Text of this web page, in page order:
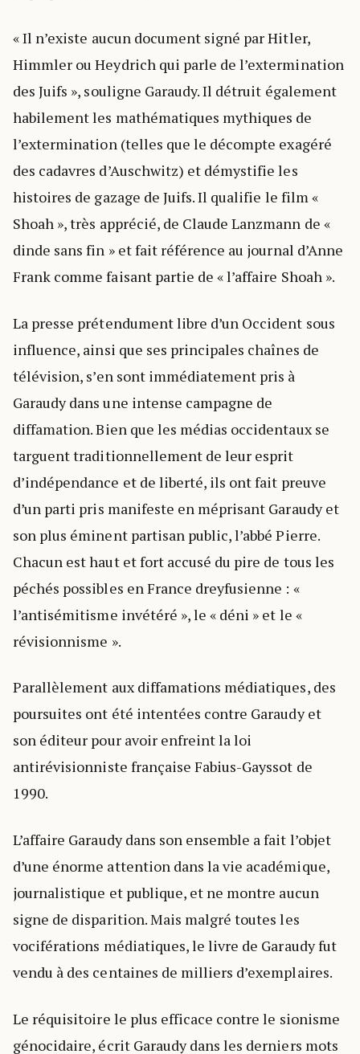
« Il n’existe aucun document signé par Hitler,
Himmler ou Heydrich qui parle de l’extermination
des Juifs », souligne Garaudy. Il détruit également
habilement les mathématiques mythiques de
l’extermination (telles que le décompte exagéré
des cadavres d’Auschwitz) et démystifie les
histoires de gazage de Juifs. Il qualifie le film «
Shoah », très apprécié, de Claude Lanzmann de «
dinde sans fin » et fait référence au journal d’Anne
Frank comme faisant partie de « l’affaire Shoah ».
La presse prétendument libre d’un Occident sous
influence, ainsi que ses principales chaînes de
télévision, s’en sont immédiatement pris à
Garaudy dans une intense campagne de
diffamation. Bien que les médias occidentaux se
targuent traditionnellement de leur esprit
d’indépendance et de liberté, ils ont fait preuve
d’un parti pris manifeste en méprisant Garaudy et
son plus éminent partisan public, l’abbé Pierre.
Chacun est haut et fort accusé du pire de tous les
péchés possibles en France dreyfusienne : «
l’antisémitisme invétéré », le « déni » et le «
révisionnisme ».
Parallèlement aux diffamations médiatiques, des
poursuites ont été intentées contre Garaudy et
son éditeur pour avoir enfreint la loi
antirévisionniste française Fabius-Gayssot de
1990.
L’affaire Garaudy dans son ensemble a fait l’objet
d’une énorme attention dans la vie académique,
journalistique et publique, et ne montre aucun
signe de disparition. Mais malgré toutes les
vociférations médiatiques, le livre de Garaudy fut
vendu à des centaines de milliers d’exemplaires.
Le réquisitoire le plus efficace contre le sionisme
génocidaire, écrit Garaudy dans les derniers mots